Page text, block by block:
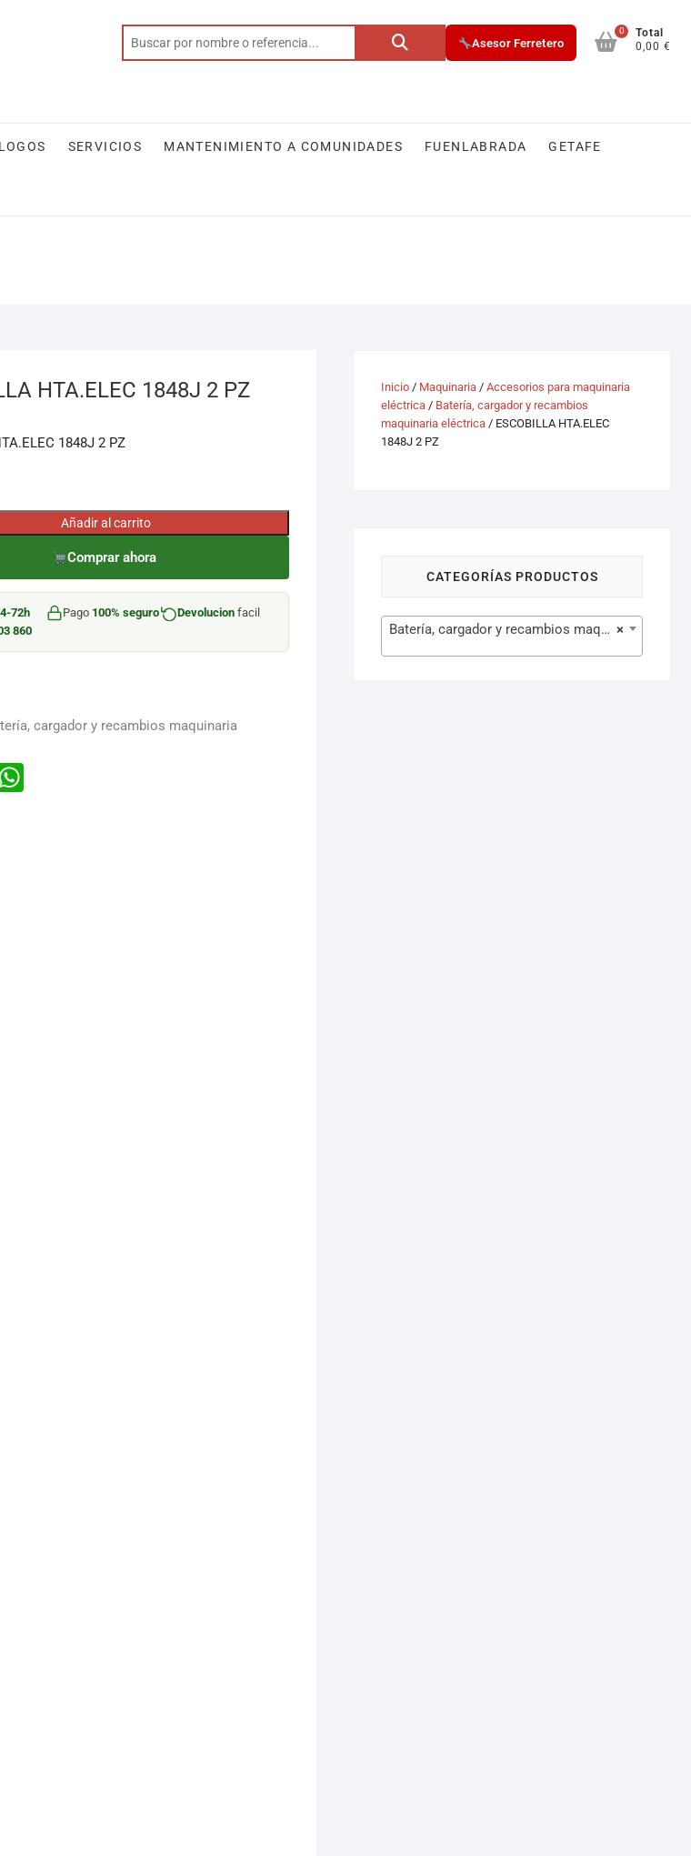
Buscar
Asesor Ferretero
0
Total
0,00 €
SERVICIOS MANTENIMIENTO A COMUNIDADES FUENLABRADA GETAFE
HTA.ELEC 1848J 2 PZ
1848J 2 PZ
Añadir al carrito
Comprar ahora
72h Pago 100% seguro Devolucion facil
860
cargador y recambios maquinaria
Inicio / Maquinaria / Accesorios para maquinaria
eléctrica / Batería, cargador y recambios
maquinaria eléctrica / ESCOBILLA HTA.ELEC
1848J 2 PZ
CATEGORÍAS PRODUCTOS
×
Batería, cargador y recambios maquinaria eléctrica (105)